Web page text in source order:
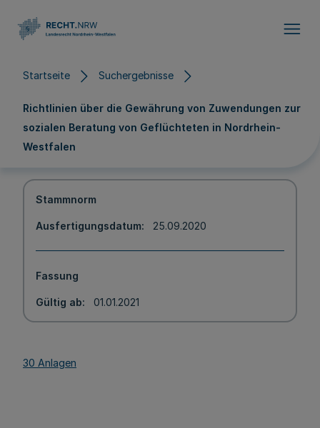
Startseite Suchergebnisse
Richtlinien über die Gewährung von Zuwendungen zur
sozialen Beratung von Geflüchteten in Nordrhein-
Westfalen
Stammnorm
Ausfertigungsdatum 25.09.2020
Fassung
Gültig ab 01.01.2021
30 Anlagen